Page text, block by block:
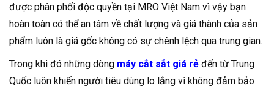
được phân phối độc quyền tại MRO Việt Nam vì vậy bạn
hoàn toàn có thể an tâm về chất lượng và giá thành của sản
phẩm luôn là giá gốc không có sự chênh lệch qua trung gian.
Trong khi đó những dòng máy cắt sắt giá rẻ đến từ Trung
Quốc luôn khiến người tiêu dùng lo lắng vì không đảm bảo